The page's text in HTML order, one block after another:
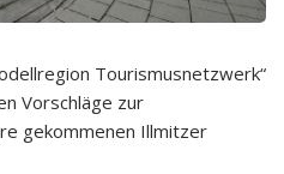
Tourismusnetzwerk“
Vorschläge zur
gekommenen Illmitzer